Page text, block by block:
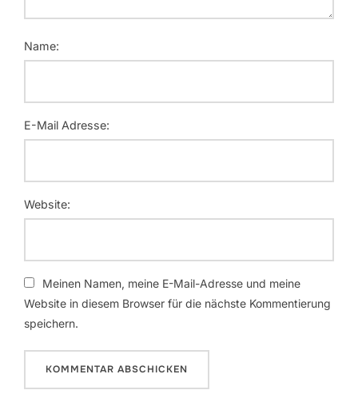
Name:
E-Mail Adresse:
Website:
Meinen Namen, meine E-Mail-Adresse und meine
Website in diesem Browser für die nächste Kommentierung
speichern.